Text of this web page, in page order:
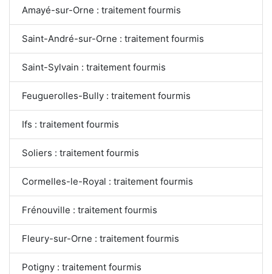
Amayé-sur-Orne : traitement fourmis
Saint-André-sur-Orne : traitement fourmis
Saint-Sylvain : traitement fourmis
Feuguerolles-Bully : traitement fourmis
Ifs : traitement fourmis
Soliers : traitement fourmis
Cormelles-le-Royal : traitement fourmis
Frénouville : traitement fourmis
Fleury-sur-Orne : traitement fourmis
Potigny : traitement fourmis